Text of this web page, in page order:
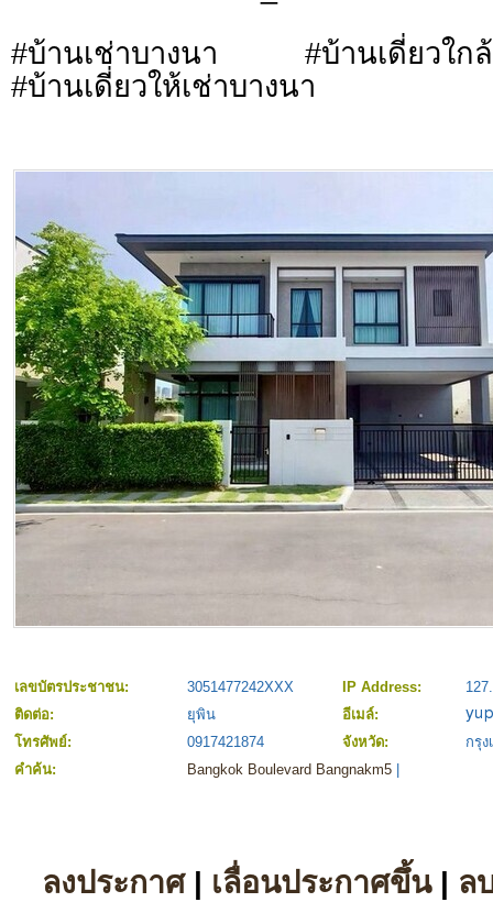
#บ้านเช่าบางนา #บ้านเดี่ยวใกล้
#บ้านเดี่ยวให้เช่าบางนา
เลขบัตรประชาชน: 3051477242XXX IP Address:
ติดต่อ:
ยุพิน
อีเมล์:
โทรศัพย์:
0917421874 จังหวัด:
กรุ
คำค้น:
Bangkok Boulevard Bangnakm5
ลงประกาศ| เลื่อนประกาศขึ้น| ล